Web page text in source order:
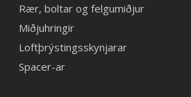
Rær, boltar og felgumiðjur
Miðjuhringir
Loftþrýstingsskynjarar
Spacer-ar